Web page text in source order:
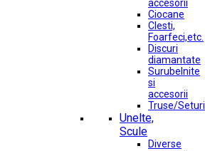
accesorii
Ciocane
Clesti,
Foarfeci,etc.
Discuri
diamantate
Surubelnite
si
accesorii
Truse/Seturi
Unelte,
Scule
Diverse